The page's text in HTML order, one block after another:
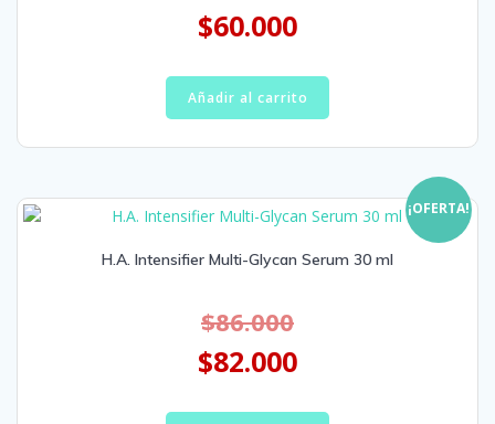
$60.000
Añadir al carrito
¡OFERTA!
H.A. Intensifier Multi-Glycan Serum 30 ml
$86.000
$82.000